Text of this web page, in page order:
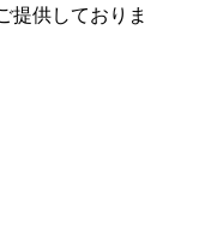
提供しておりま